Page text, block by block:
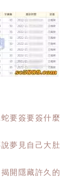
要簽要簽什麼
夢見自己大肚
開隱藏許久的